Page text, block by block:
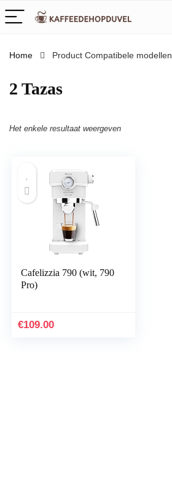
Home Product Compatibele modellen
‎2 Tazas
Het enkele resultaat weergeven
Cafelizzia 790 (wit, 790
Pro)
€109.00